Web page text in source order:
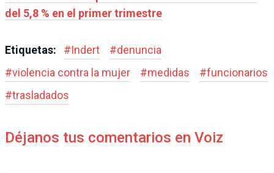
del 5,8 % en el primer trimestre
Etiquetas: #Indert #denuncia
#violencia contra la mujer #medidas #funcionarios
#trasladados
Déjanos tus comentarios en Voiz